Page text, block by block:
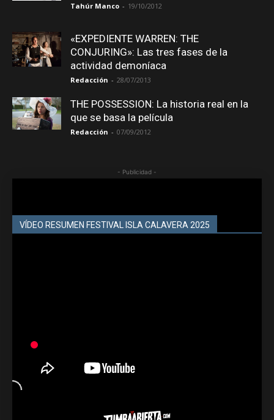
Tahúr Manco - 19/10/2012
«EXPEDIENTE WARREN: THE
CONJURING»: Las tres fases de la
actividad demoníaca
Redacción - 28/07/2013
THE POSSESSION: La historia real en la
que se basa la película
Redacción - 07/09/2012
- Publicidad -
VÍDEO RESUMEN FESTIVAL ISLA CALAVERA 2025